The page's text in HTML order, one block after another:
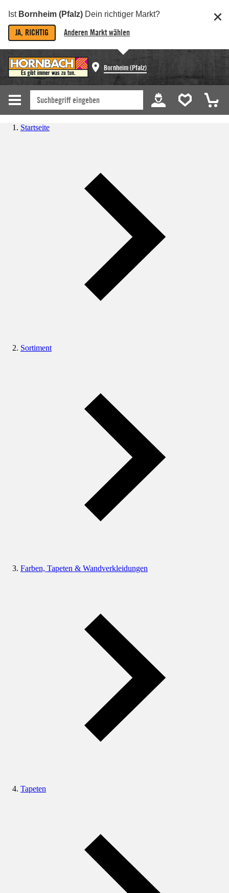
Ist Bornheim (Pfalz) Dein richtiger Markt?
JA, RICHTIG Anderen Markt wählen
Bornheim (Pfalz)
Startseite
Sortiment
Farben, Tapeten & Wandverkleidungen
Tapeten